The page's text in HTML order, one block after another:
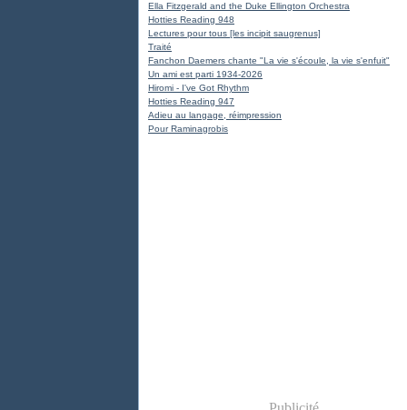
Ella Fitzgerald and the Duke Ellington Orchestra
Hotties Reading 948
Lectures pour tous [les incipit saugrenus]
Traité
Fanchon Daemers chante "La vie s'écoule, la vie s'enfuit"
Un ami est parti 1934-2026
Hiromi - I've Got Rhythm
Hotties Reading 947
Adieu au langage, réimpression
Pour Raminagrobis